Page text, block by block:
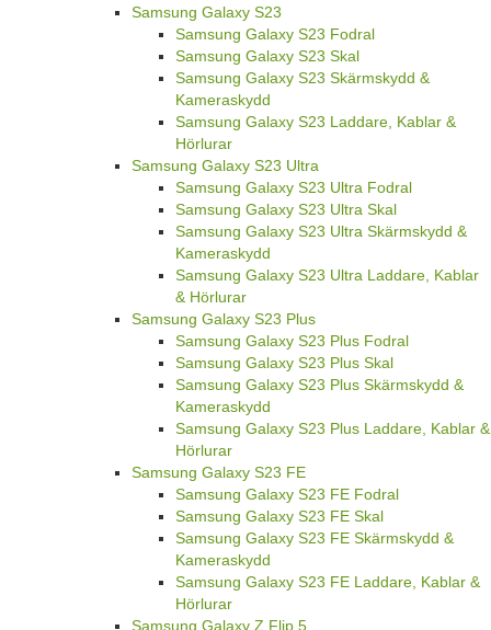
Samsung Galaxy S23
Samsung Galaxy S23 Fodral
Samsung Galaxy S23 Skal
Samsung Galaxy S23 Skärmskydd &
Kameraskydd
Samsung Galaxy S23 Laddare, Kablar &
Hörlurar
Samsung Galaxy S23 Ultra
Samsung Galaxy S23 Ultra Fodral
Samsung Galaxy S23 Ultra Skal
Samsung Galaxy S23 Ultra Skärmskydd &
Kameraskydd
Samsung Galaxy S23 Ultra Laddare, Kablar
& Hörlurar
Samsung Galaxy S23 Plus
Samsung Galaxy S23 Plus Fodral
Samsung Galaxy S23 Plus Skal
Samsung Galaxy S23 Plus Skärmskydd &
Kameraskydd
Samsung Galaxy S23 Plus Laddare, Kablar &
Hörlurar
Samsung Galaxy S23 FE
Samsung Galaxy S23 FE Fodral
Samsung Galaxy S23 FE Skal
Samsung Galaxy S23 FE Skärmskydd &
Kameraskydd
Samsung Galaxy S23 FE Laddare, Kablar &
Hörlurar
Samsung Galaxy Z Flip 5